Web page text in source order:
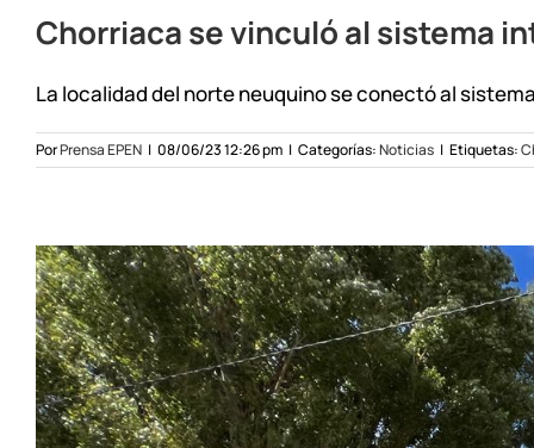
Chorriaca se vinculó al sistema
La localidad del norte neuquino se conectó al
PorPrensa EPEN | 08/06/23 12:26 pm | Categorías:Noticias | Etiquetas: